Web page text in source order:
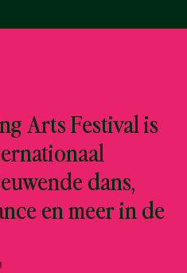
Arts Festival is
dans,
en meer in de